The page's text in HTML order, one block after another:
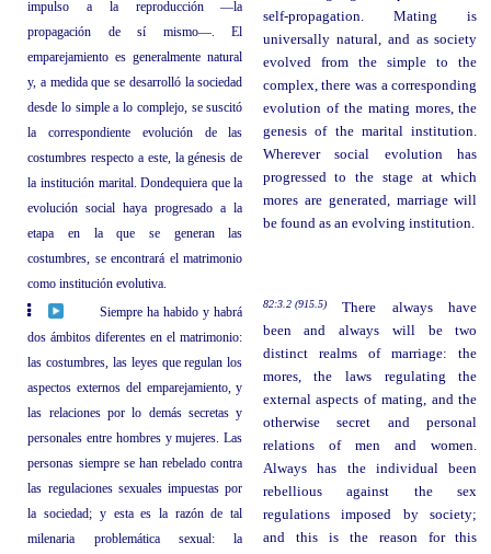
impulso a la reproducción —la
propagación de sí mismo—. El
emparejamiento es generalmente natural
y, a medida que se desarrolló la sociedad
desde lo simple a lo complejo, se suscitó
la correspondiente evolución de las
costumbres respecto a este, la génesis de
la institución marital. Dondequiera que la
evolución social haya progresado a la
etapa en la que se generan las
costumbres, se encontrará el matrimonio
como institución evolutiva.
self-propagation. Mating is
universally natural, and as society
evolved from the simple to the
complex, there was a corresponding
evolution of the mating mores, the
genesis of the marital institution.
Wherever social evolution has
progressed to the stage at which
mores are generated, marriage will
be found as an evolving institution.
Siempre ha habido y habrá
dos ámbitos diferentes en el matrimonio:
las costumbres, las leyes que regulan los
aspectos externos del emparejamiento, y
las relaciones por lo demás secretas y
personales entre hombres y mujeres. Las
personas siempre se han rebelado contra
las regulaciones sexuales impuestas por
la sociedad; y esta es la razón de tal
milenaria problemática sexual: la
82:3.2 (915.5)
There always have
been and always will be two
distinct realms of marriage: the
mores, the laws regulating the
external aspects of mating, and the
otherwise secret and personal
relations of men and women.
Always has the individual been
rebellious against the sex
regulations imposed by society;
and this is the reason for this